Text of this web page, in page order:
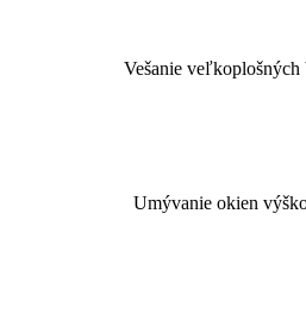
Vešanie veľkoplošných
Umývanie okien